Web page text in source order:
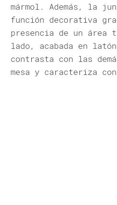
mármol. Además, la
función decorativa
presencia de un área
lado, acabada en
contrasta con las
mesa y caracteriza